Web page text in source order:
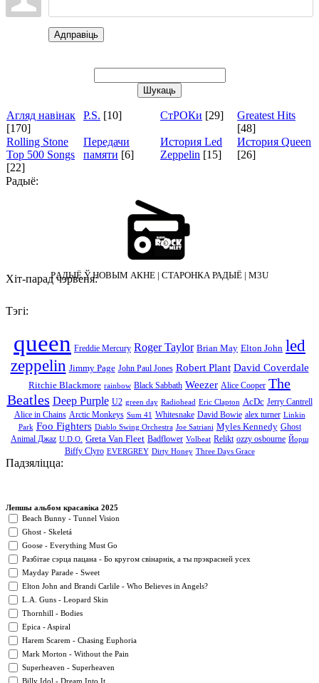
Адправіць
Агляд навінак
[170]
P.S. [10] СтРОКи [29]
Greatest Hits
[48]
Rolling Stone
Top 500 Songs
[22]
Передачи
памяти [6]
История Led
Zeppelin [15]
История Queen
[26]
Радыё:
PАДЫЁ Ў НОВЫМ АКНЕ | СТАРОНКА РАДЫЁ | M3U
Хіт-парад чэрвеня:
Тэгі:
queen Freddie Mercury Roger Taylor Brian May Elton John led
zeppelin Jimmy Page John Paul Jones Robert Plant David Coverdale
Ritchie Blackmore rainbow Black Sabbath Weezer Alice Cooper The
Beatles Deep Purple U2 green day Radiohead Eric Clapton AcDc Jerry Cantrell
Alice in Chains Arctic Monkeys Sum 41 Whitesnake David Bowie alex turner Linkin
Park Foo Fighters Diablo Swing Orchestra Joe Satriani Myles Kennedy Ghost
Animal Джаz U.D.O. Greta Van Fleet Badflower Volbeat Relikt ozzy osbourne Йорш
Biffy Clyro EVERGREY Dirty Honey Three Days Grace
Падзяліцца:
Лепшы альбом красавіка 2025
Beach Bunny - Tunnel Vision
Ghost - Skeletá
Goose - Everything Must Go
Разбітае сэрца пацана - Бо кругом свінарнік, а ты прэкрасней усех
Mayday Parade - Sweet
Elton John and Brandi Carlile - Who Believes in Angels?
L.A. Guns - Leopard Skin
Thornhill - Bodies
Epica - Aspiral
Harem Scarem - Chasing Euphoria
Mark Morton - Without the Pain
Superheaven - Superheaven
Billy Idol - Dream Into It